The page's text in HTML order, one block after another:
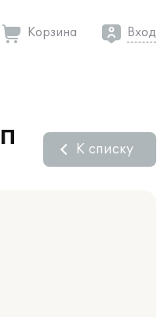
Корзина Вход
К списку